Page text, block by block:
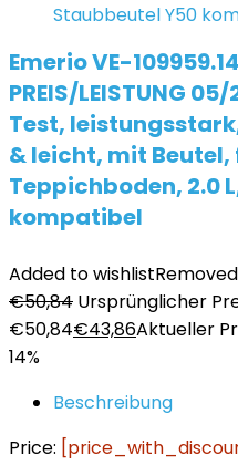
Emerio VE-
PREIS/LEISTUNG
Test,
& leicht, mit
Teppichboden, 2.0
kompatibel
Added to wishlist
€50,84 Ursprünglicher
€50,84€43,86Aktueller
14%
Beschreibung
Price: